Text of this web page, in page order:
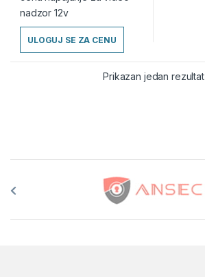
ULOGUJ SE ZA CENU
Prikazan jedan rezultat
Brands Carousel